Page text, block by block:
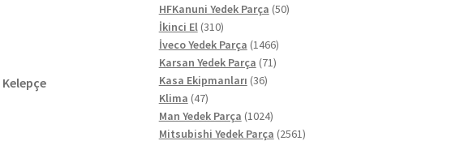
Kelepçe
ürün
HFKanuni Yedek Parça 5050
İkinci El 310310
ürün
İveco Yedek Parça 14661466
ürün
Karsan Yedek Parça 7171
Kasa Ekipmanları 3636
Klima 4747
ürün
Man Yedek Parça 10241024
ürün
Mitsubishi Yedek Parça 25612561